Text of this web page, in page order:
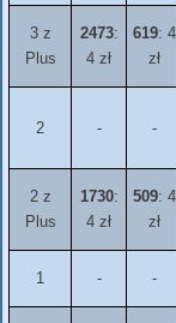
3 z
Plus
2473:
4 zł
619: 4
zł
2 - -
2 z
Plus
1730:
4 zł
509: 4
zł
1 - -